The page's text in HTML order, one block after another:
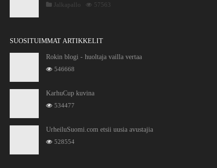
Jalkapallo
57563
SUOSITUIMMAT ARTIKKELIT
Rokin blogi - huoltaja vailla vertaa
546668
KarhuCup kuvina
534477
UrheiluSuomi.com etsii uusia avustajia
528554